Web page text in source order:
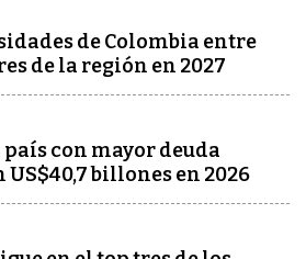
de Colombia entre
de la región en 2027
país con mayor deuda
billones en 2026